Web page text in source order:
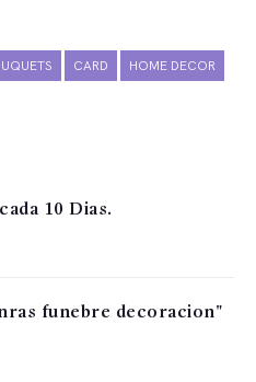
CARD HOME DECOR
10 Dias.
funebre decoracion"